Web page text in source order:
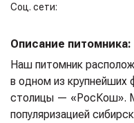
Соц. сети:
Описание питомника:
Наш питомник
в одном из крупнейших
столицы — «РосКош».
популяризацией